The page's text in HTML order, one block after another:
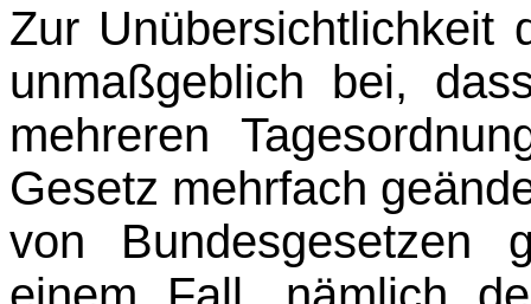
Zur Unübersichtlichkeit
unmaßgeblich bei,
mehreren
Gesetz mehrfach
von